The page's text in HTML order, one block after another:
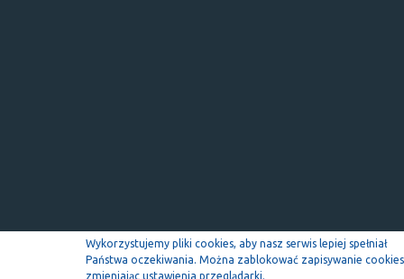
Wykorzystujemy pliki cookies, aby nasz serwis lepiej spełniał
Państwa oczekiwania. Można zablokować zapisywanie
zmieniając ustawienia przeglądarki.